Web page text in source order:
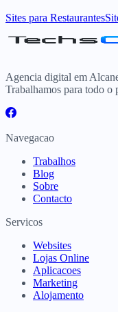
Sites para Restaurantes
Agencia digital em
Trabalhamos para todo o
Navegacao
Trabalhos
Blog
Sobre
Contacto
Servicos
Websites
Lojas Online
Aplicacoes
Marketing
Alojamento